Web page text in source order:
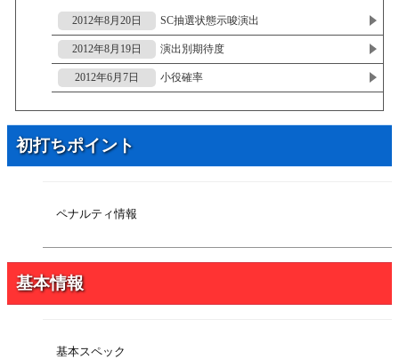
2012年8月20日 SC抽選状態示唆演出
2012年8月19日 演出別期待度
2012年6月7日 小役確率
初打ちポイント
ペナルティ情報
基本情報
基本スペック